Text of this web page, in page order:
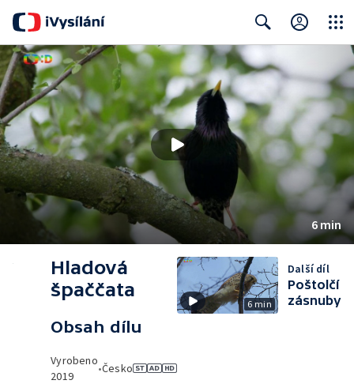
Search
6 min
Hladová
špaččata
Obsah dílu
Vyrobeno
2019
•Česko
6 min
Další díl
Poštolčí
zásnuby